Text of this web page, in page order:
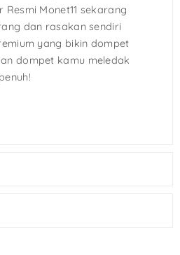
Monet11 sekarang
dan rasakan sendiri
yang bikin dompet
dompet kamu meledak